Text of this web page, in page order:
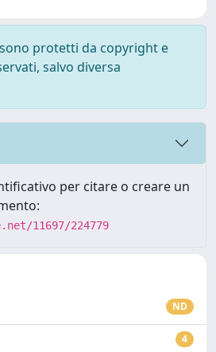
protetti da copyright e
salvo diversa
per citare o creare un
11697/224779
ND
4